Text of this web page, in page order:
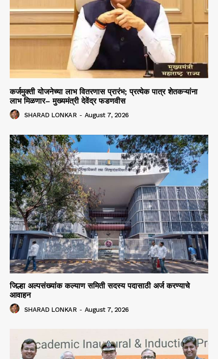
कर्जमुक्ती योजनेच्या लाभ वितरणास प्रारंभ; प्रत्येक पात्र शेतकऱ्यांना
लाभ मिळणार– मुख्यमंत्री देवेंद्र फडणवीस
SHARAD LONKAR - August 7, 2026
जिल्हा अल्पसंख्यांक कल्याण समिती सदस्य पदासाठी अर्ज करण्याचे
आवाहन
SHARAD LONKAR - August 7, 2026